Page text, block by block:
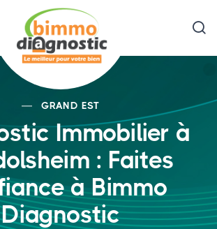
GRAND EST
Immobilier à
: Faites
à Bimmo
Diagnostic